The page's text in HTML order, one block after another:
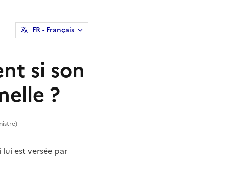
FR- Français
si son
?
est versée par